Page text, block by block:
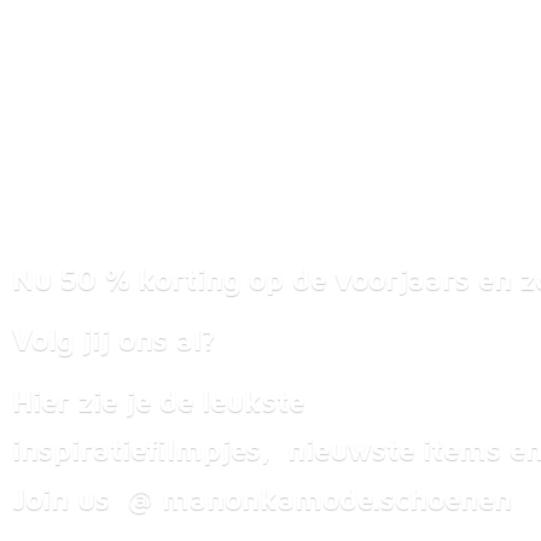
Nu 50 % korting op de voorjaars en
Volg jij ons al?
Hier zie je de leukste
inspiratiefilmpjes, nieuwste items
Join us @ manonkamode.schoenen